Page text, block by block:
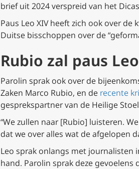
brief uit 2024 verspreid van het
Paus Leo XIV heeft zich ook over de
Duitse bisschoppen over de
Rubio zal paus
Parolin sprak ook over de
Zaken Marco Rubio, en de recente
gesprekspartner van de Heilige
“We zullen naar [Rubio] luisteren.
dat we over alles wat de afgelopen
Leo sprak onlangs met journalisten
hand. Parolin sprak deze